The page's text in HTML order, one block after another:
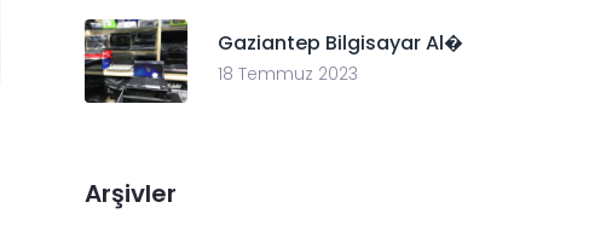
Gaziantep Bilgisayar Al�
18 Temmuz 2023
Arşivler